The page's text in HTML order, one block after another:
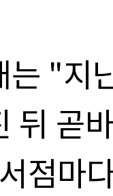
는 "지
뒤 곧
점마